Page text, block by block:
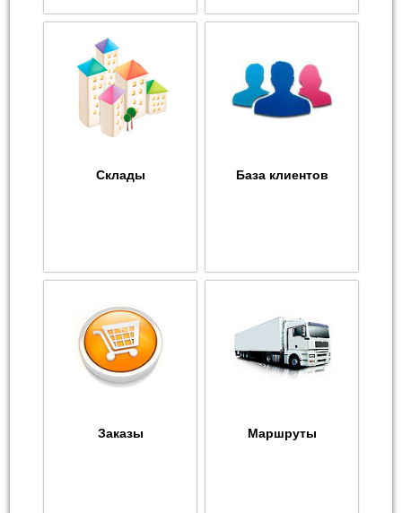
Склады База клиентов
Заказы Маршруты